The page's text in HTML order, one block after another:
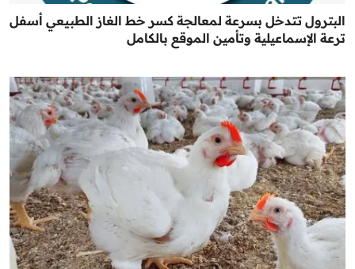
البترول تتدخل بسرعة لمعالجة كسر خط الغاز الطبيعي أسفل
ترعة الإسماعيلية وتأمين الموقع بالكامل